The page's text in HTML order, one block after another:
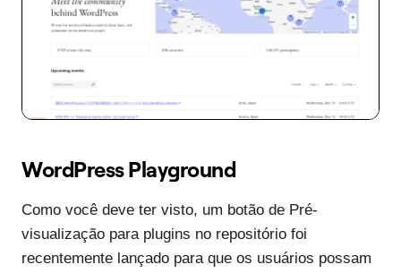
WordPress Playground
Como você deve ter visto, um botão de Pré-
visualização para plugins no repositório foi
recentemente lançado para que os usuários possam